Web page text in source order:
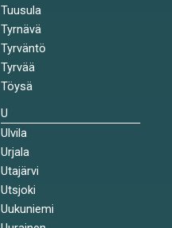
Tuusula
Tyrnävä
Tyrväntö
Tyrvää
Töysä
U
Ulvila
Urjala
Utajärvi
Utsjoki
Uukuniemi